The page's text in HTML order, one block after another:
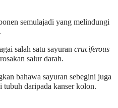
semulajadi yang melindungi
salah satu sayuran cruciferous
salur darah.
bahawa sayuran sebegini juga
tubuh daripada kanser kolon.